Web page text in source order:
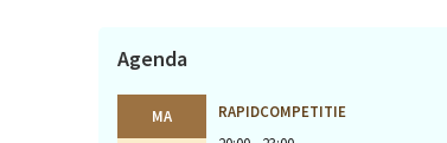
Agenda
MA
RAPIDCOMPETITIE